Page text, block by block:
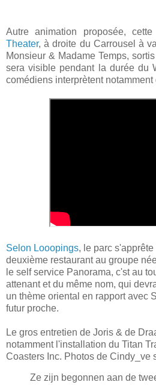
Autre animation proposée,
Theater, à droite du Carrousel à
Monsieur & Madame Temps,
sera visible pendant la durée du
comédiens interprètent
Selon Looopings, le parc
deuxième restaurant au groupe
le self service Panorama, c'st au
attenant et du même nom, qui
un thème oriental en rapport avec
futur proche.
Le gros entretien de Joris & de
notamment l'installation du Titan
Coasters Inc. Photos de Cindy_ve
Ze zijn begonnen aan de